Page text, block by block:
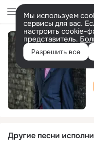
Мы используем
сервисы для вас.
настроить cookie-
представитель.
Разрешить все
Другие песни